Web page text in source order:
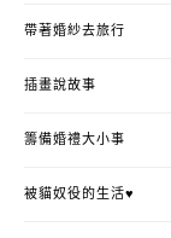
帶著婚紗去旅行
插畫說故事
籌備婚禮大小事
被貓奴役的生活♥